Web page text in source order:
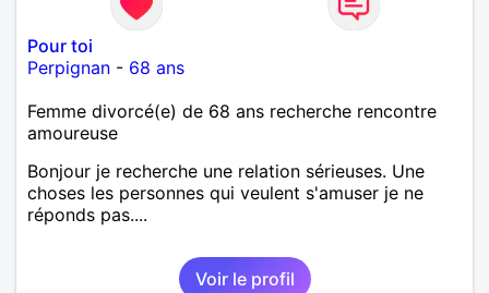
Pour toi
Perpignan - 68 ans
Femme divorcé(e) de 68 ans recherche rencontre
amoureuse
Bonjour je recherche une relation sérieuses. Une
choses les personnes qui veulent s'amuser je ne
réponds pas....
Voir le profil